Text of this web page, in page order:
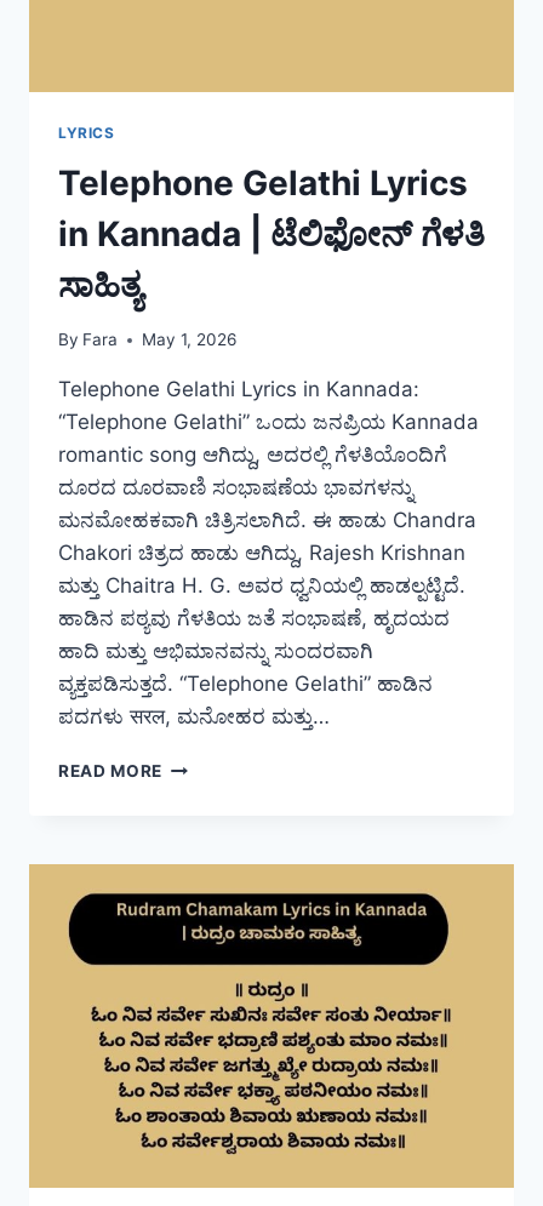
LYRICS
Telephone Gelathi Lyrics
in Kannada | ಟೆಲಿಫೋನ್ ಗೆಳತಿ
ಸಾಹಿತ್ಯ
By Fara May 1, 2026
Telephone Gelathi Lyrics in Kannada:
“Telephone Gelathi” ಒಂದು ಜನಪ್ರಿಯ Kannada
romantic song ಆಗಿದ್ದು, ಅದರಲ್ಲಿ ಗೆಳತಿಯೊಂದಿಗೆ
ದೂರದ ದೂರವಾಣಿ ಸಂಭಾಷಣೆಯ ಭಾವಗಳನ್ನು
ಮನಮೋಹಕವಾಗಿ ಚಿತ್ರಿಸಲಾಗಿದೆ. ಈ ಹಾಡು Chandra
Chakori ಚಿತ್ರದ ಹಾಡು ಆಗಿದ್ದು, Rajesh Krishnan
ಮತ್ತು Chaitra H. G. ಅವರ ಧ್ವನಿಯಲ್ಲಿ ಹಾಡಲ್ಪಟ್ಟಿದೆ.
ಹಾಡಿನ ಪಠ್ಯವು ಗೆಳತಿಯ ಜತೆ ಸಂಭಾಷಣೆ, ಹೃದಯದ
ಹಾದಿ ಮತ್ತು ಆಭಿಮಾನವನ್ನು ಸುಂದರವಾಗಿ
ವ್ಯಕ್ತಪಡಿಸುತ್ತದೆ. “Telephone Gelathi” ಹಾಡಿನ
ಪದಗಳು सरल, ಮನೋಹರ ಮತ್ತು…
READ MORE TELEPHONE
KANNADA
|
ಟೆಲಿಫೋನ್
ಗೆಳತಿ
ಸಾಹಿತ್ಯ